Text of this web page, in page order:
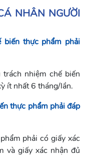
NHÂN NGƯỜI
thực phẩm phải
nhiệm chế biến
ít nhất 6 tháng/lần.
thực phẩm phải đáp
phải có giấy xác
và giấy xác nhận đủ